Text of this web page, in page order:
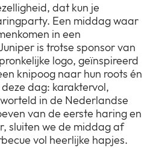
dat kun je
Een middag waar
in een
is trotse sponsor van
logo, geïnspireerd
knipoog naar hun roots én
dag: karaktervol,
in de Nederlandse
van de eerste haring en
sluiten we de middag af
vol heerlijke hapjes.